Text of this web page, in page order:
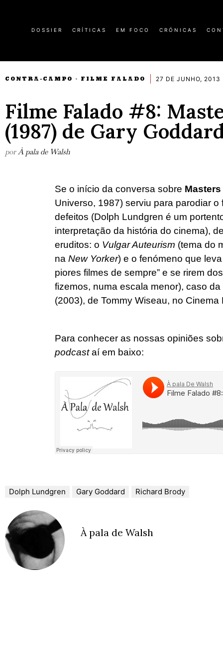
DOSSIER CRÍTICAS EM FOCO CRÓNICAS
CONTRA-CAMPO · FILME FALADO 27 DE JUNHO, 2013
Filme Falado #8:
(1987) de Gary
por À pala de Walsh
Se o início da conversa sobre
Universo, 1987) serviu para parodiar
defeitos (Dolph Lundgren é um
interpretação da história do cinema),
eruditos: o Vulgar Auteurism (tema do
na New Yorker) e o fenómeno que
piores filmes de sempre” e se rirem
fizemos, numa escala menor), caso da
(2003), de Tommy Wiseau, no Cinema
Para conhecer as nossas opiniões
podcastaí em baixo:
Dolph Lundgren Gary Goddard Richard Brody
À pala de Walsh